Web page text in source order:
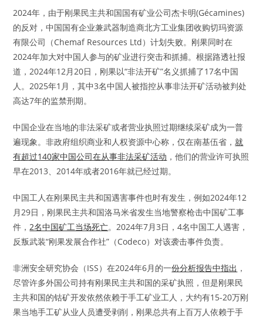
2024年，由于刚果民主共和国国有矿业公司杰卡明(Gécamines)
的反对，中国国有企业兼武器制造商北方工业集团收购切玛资源
有限公司（Chemaf Resources Ltd）计划失败。刚果同时在
2024年加大对中国人参与的矿业进行突击和抓捕。根据路透社报
道，2024年12月20日，刚果以“非法开矿”名义抓捕了17名中国
人。2025年1月，其中3名中国人被指控从事非法开矿活动被判处
高达7年的监禁刑期。
中国企业在当地的非法采矿或者营业执照过期继续采矿成为一普
遍现象。非政府组织商业和人权资源中心称，仅在南基伍省，就
有超过140家中国公司在从事非法采矿活动 ，他们的营业许可执照
早在2013、2014年或者2016年就已经过期。
中国工人在刚果民主共和国遇害事件也时有发生，例如2024年12
月29日，刚果民主共和国洛马米省发生当地警察枪击中国矿工事
件， 2名中国矿工当场死亡。2024年7月3日，4名中国工人遇害，
反叛武装“刚果发展合作社”（Codeco）对该袭击事件负责。
非洲安全研究协会（ISS）在2024年6月的一份分析报告中指出 ，
尽管许多外国公司持有刚果民主共和国的采矿执照，但是刚果民
主共和国的钴矿开发依然依赖于手工矿业工人，大约有15-20万刚
果当地手工矿从业人员遭受剥削，刚果总共有上百万人依赖于手